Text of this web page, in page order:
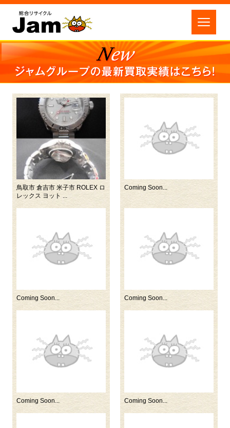
鳥取市 倉吉市 米子市 ROLEX ロ
レックス ヨット ...
Coming Soon...
Coming Soon... Coming Soon...
Coming Soon... Coming Soon...